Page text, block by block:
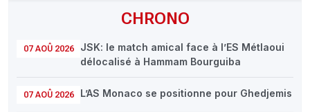
CHRONO
07 AOÛ 2026
JSK: le match amical face à l’ES Métlaoui
délocalisé à Hammam Bourguiba
07 AOÛ 2026 L’AS Monaco se positionne pour Ghedjemis